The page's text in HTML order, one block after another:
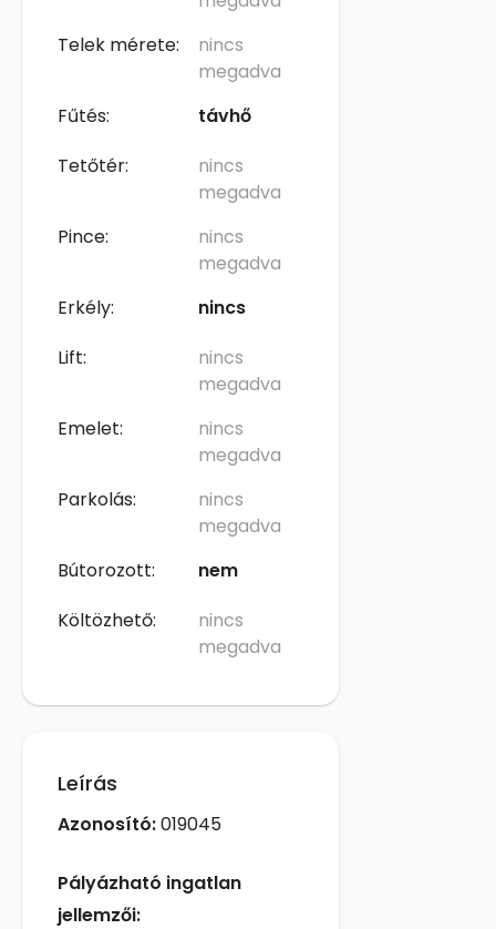
Telek mérete:
nincs
megadva
Fűtés:
távhő
Tetőtér:
nincs
megadva
Pince:
nincs
megadva
Erkély:
nincs
Lift:
nincs
megadva
Emelet:
nincs
megadva
Parkolás:
nincs
megadva
Bútorozott:
nem
Költözhető:
nincs
megadva
Leírás
Azonosító:019045
Pályázható ingatlan
jellemzői: